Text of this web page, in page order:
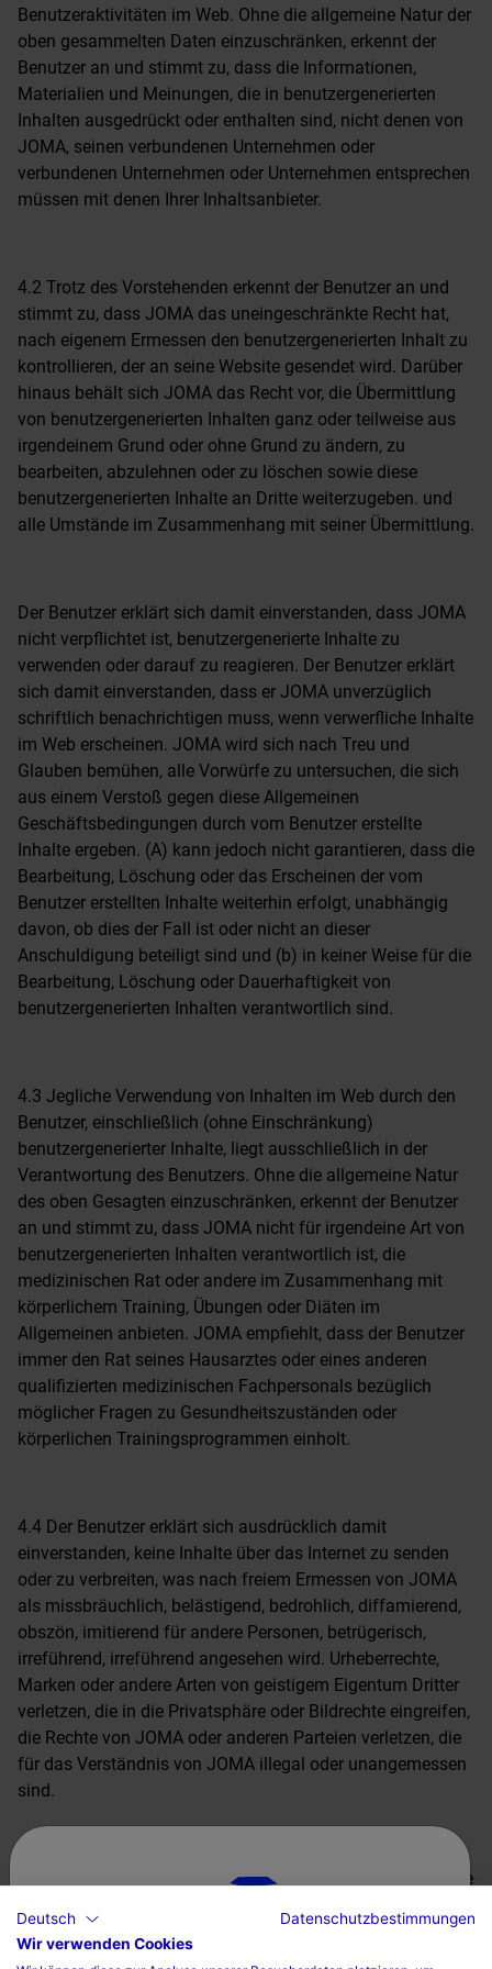
Benutzeraktivitäten im Web. Ohne die allgemeine Natur der
oben gesammelten Daten einzuschränken, erkennt der
Benutzer an und stimmt zu, dass die Informationen,
Materialien und Meinungen, die in benutzergenerierten
Inhalten ausgedrückt oder enthalten sind, nicht denen von
JOMA, seinen verbundenen Unternehmen oder
verbundenen Unternehmen oder Unternehmen entsprechen
müssen mit denen Ihrer Inhaltsanbieter.
4.2 Trotz des Vorstehenden erkennt der Benutzer an und
stimmt zu, dass JOMA das uneingeschränkte Recht hat,
nach eigenem Ermessen den benutzergenerierten Inhalt zu
kontrollieren, der an seine Website gesendet wird. Darüber
hinaus behält sich JOMA das Recht vor, die Übermittlung
von benutzergenerierten Inhalten ganz oder teilweise aus
irgendeinem Grund oder ohne Grund zu ändern, zu
bearbeiten, abzulehnen oder zu löschen sowie diese
benutzergenerierten Inhalte an Dritte weiterzugeben. und
alle Umstände im Zusammenhang mit seiner Übermittlung.
Der Benutzer erklärt sich damit einverstanden, dass JOMA
nicht verpflichtet ist, benutzergenerierte Inhalte zu
verwenden oder darauf zu reagieren. Der Benutzer erklärt
sich damit einverstanden, dass er JOMA unverzüglich
schriftlich benachrichtigen muss, wenn verwerfliche Inhalte
im Web erscheinen. JOMA wird sich nach Treu und
Glauben bemühen, alle Vorwürfe zu untersuchen, die sich
aus einem Verstoß gegen diese Allgemeinen
Geschäftsbedingungen durch vom Benutzer erstellte
Inhalte ergeben. (A) kann jedoch nicht garantieren, dass die
Bearbeitung, Löschung oder das Erscheinen der vom
Benutzer erstellten Inhalte weiterhin erfolgt, unabhängig
davon, ob dies der Fall ist oder nicht an dieser
Anschuldigung beteiligt sind und (b) in keiner Weise für die
Bearbeitung, Löschung oder Dauerhaftigkeit von
benutzergenerierten Inhalten verantwortlich sind.
4.3 Jegliche Verwendung von Inhalten im Web durch den
Benutzer, einschließlich (ohne Einschränkung)
benutzergenerierter Inhalte, liegt ausschließlich in der
Verantwortung des Benutzers. Ohne die allgemeine Natur
des oben Gesagten einzuschränken, erkennt der Benutzer
an und stimmt zu, dass JOMA nicht für irgendeine Art von
benutzergenerierten Inhalten verantwortlich ist, die
medizinischen Rat oder andere im Zusammenhang mit
körperlichem Training, Übungen oder Diäten im
Allgemeinen anbieten. JOMA empfiehlt, dass der Benutzer
immer den Rat seines Hausarztes oder eines anderen
qualifizierten medizinischen Fachpersonals bezüglich
möglicher Fragen zu Gesundheitszuständen oder
körperlichen Trainingsprogrammen einholt.
4.4 Der Benutzer erklärt sich ausdrücklich damit
einverstanden, keine Inhalte über das Internet zu senden
oder zu verbreiten, was nach freiem Ermessen von JOMA
als missbräuchlich, belästigend, bedrohlich, diffamierend,
obszön, imitierend für andere Personen, betrügerisch,
irreführend, irreführend angesehen wird. Urheberrechte,
Marken oder andere Arten von geistigem Eigentum Dritter
verletzen, die in die Privatsphäre oder Bildrechte eingreifen,
die Rechte von JOMA oder anderen Parteien verletzen, die
für das Verständnis von JOMA illegal oder unangemessen
sind.
Der Benutzer erklärt sich damit einverstanden, keine Inhalte
des Webs in keiner Weise zu verwenden, um andere
Personen zum Beitritt oder zur Nutzung eines angebotenen
Wählen sie ihr land und ihre sprache
Deutsch
Datenschutzbestimmungen
Wir verwenden Cookies